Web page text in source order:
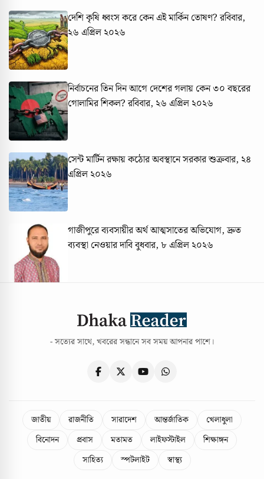
দেশি কৃষি ধ্বংস করে কেন এই মার্কিন তোষণ? রবিবার,
২৬ এপ্রিল ২০২৬
নির্বাচনের তিন দিন আগে দেশের গলায় কেন ৩০ বছরের
গোলামির শিকল? রবিবার, ২৬ এপ্রিল ২০২৬
সেন্ট মার্টিন রক্ষায় কঠোর অবস্থানে সরকারশুক্রবার, ২৪
এপ্রিল ২০২৬
গাজীপুরে ব্যবসায়ীর অর্থ আত্মসাতের অভিযোগ, দ্রুত
ব্যবস্থা নেওয়ার দাবিবুধবার, ৮ এপ্রিল ২০২৬
- সত্যের সাথে, খবরের সন্ধানে সব সময় আপনার পাশে।
জাতীয় রাজনীতি সারাদেশ আন্তর্জাতিক
খেলাধুলা
বিনোদন
প্রবাস মতামত লাইফস্টাইল
শিক্ষাঙ্গন
সাহিত্য
স্পটলাইট স্বাস্থ্য